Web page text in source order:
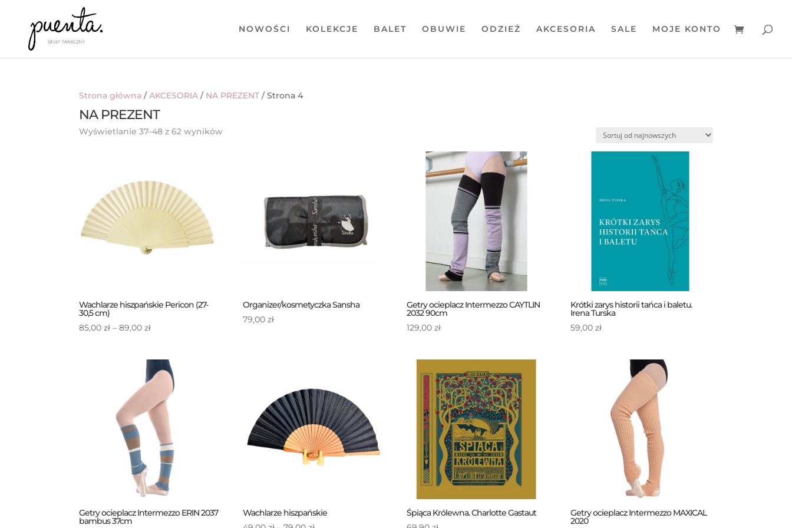
NOWOŚCI KOLEKCJE BALET OBUWIE ODZIEŻ AKCESORIA SALE MOJE KONTO
Strona główna /AKCESORIA / NA PREZENT / Strona 4
NA PREZENT
Wyświetlanie 37–48 z 62 wyników
Wachlarze hiszpańskie Pericon (27-
30,5 cm)
85,00zł – 89,00złZakres
85,00 zł
do
89,00 zł
Organizer/kosmetyczka Sansha
79,00zł
Getry ocieplacz Intermezzo CAYTLIN
2032 90cm
129,00zł
Krótki zarys historii tańca i baletu.
Irena Turska
59,00zł
Getry ocieplacz Intermezzo ERIN 2037
bambus 37cm
Wachlarze hiszpańskie
Śpiąca Królewna. Charlotte Gastaut
Getry ocieplacz Intermezzo MAXICAL
2020